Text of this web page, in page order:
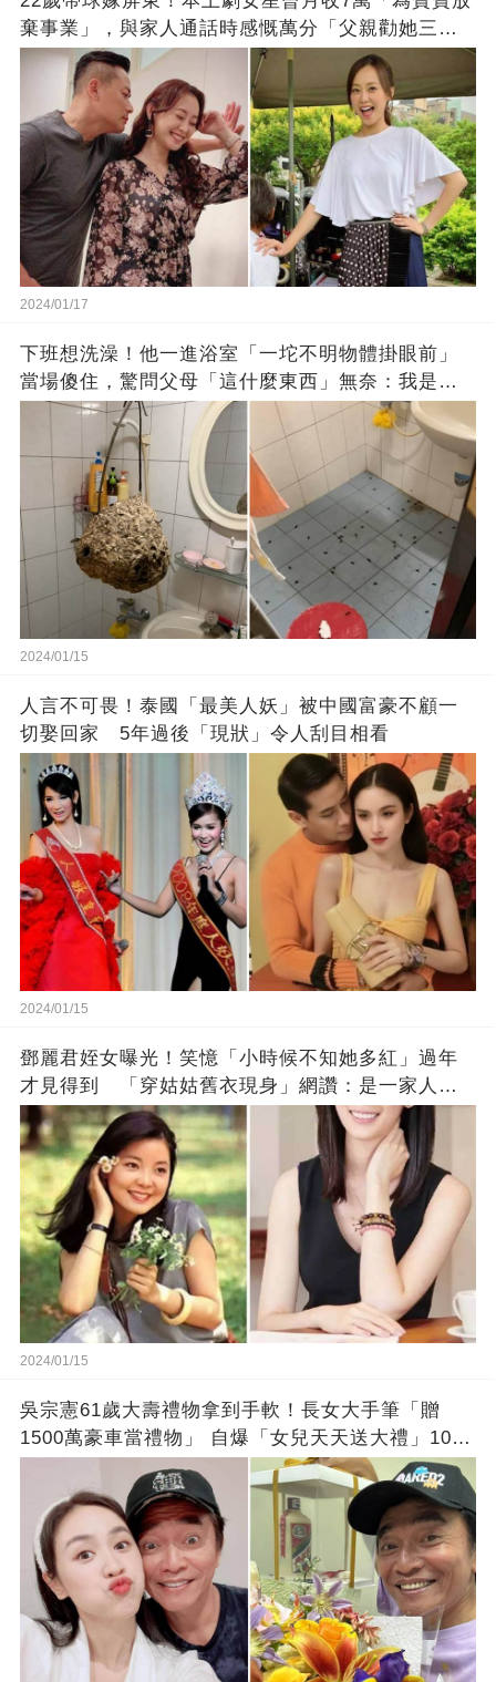
棄事業」，與家人通話時感慨萬分「父親勸她三
思」：只有過一次眼淚
2024/01/17
下班想洗澡！他一進浴室「一坨不明物體掛眼前」
當場傻住，驚問父母「這什麼東西」無奈：我是親
生的嗎？
2024/01/15
人言不可畏！泰國「最美人妖」被中國富豪不顧一
切娶回家 5年過後「現狀」令人刮目相看
2024/01/15
鄧麗君姪女曝光！笑憶「小時候不知她多紅」過年
才見得到 「穿姑姑舊衣現身」網讚：是一家人沒
錯!
2024/01/15
吳宗憲61歲大壽禮物拿到手軟！長女大手筆「贈
1500萬豪車當禮物」 自爆「女兒天天送大禮」10年
徒弟也不甘示弱!